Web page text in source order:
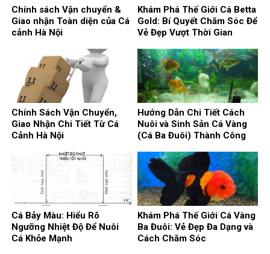
Chính sách Vận chuyển &
Giao nhận Toàn diện của Cá
cảnh Hà Nội
Khám Phá Thế Giới Cá Betta
Gold: Bí Quyết Chăm Sóc Để
Vẻ Đẹp Vượt Thời Gian
Chính Sách Vận Chuyển,
Giao Nhận Chi Tiết Từ Cá
Cảnh Hà Nội
Hướng Dẫn Chi Tiết Cách
Nuôi và Sinh Sản Cá Vàng
(Cá Ba Đuôi) Thành Công
Cá Bảy Màu: Hiểu Rõ
Ngưỡng Nhiệt Độ Để Nuôi
Cá Khỏe Mạnh
Khám Phá Thế Giới Cá Vàng
Ba Đuôi: Vẻ Đẹp Đa Dạng và
Cách Chăm Sóc